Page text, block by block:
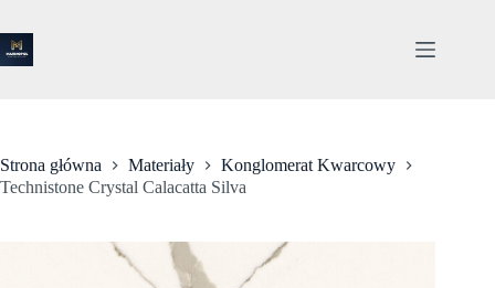
treści
Strona główna Materiały
Konglomerat Kwarcowy
Technistone Crystal Calacatta Silva